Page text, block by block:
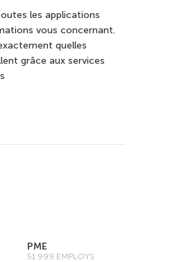
les applications
vous concernant.
quelles
grâce aux services
PME
51 999 EMPLOYS